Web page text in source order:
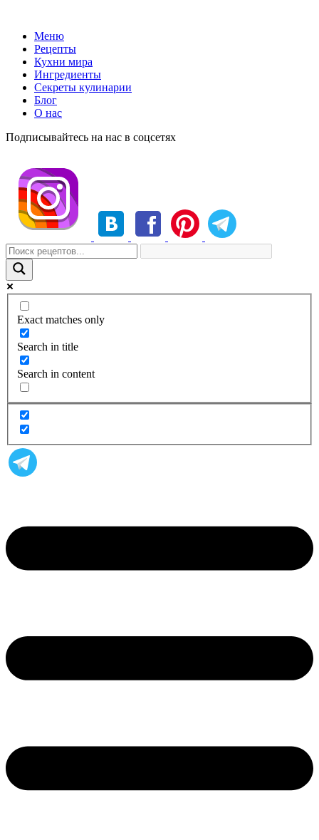
Меню
Рецепты
Кухни мира
Ингредиенты
Секреты кулинарии
Блог
О нас
Подписывайтесь на нас в соцсетях
Exact matches only
Search in title
Search in content